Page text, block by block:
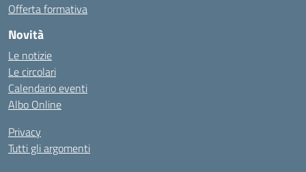
Offerta formativa
Novità
Le notizie
Le circolari
Calendario eventi
Albo Online
Privacy
Tutti gli argomenti